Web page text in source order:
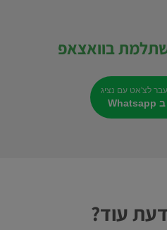
בוואצאפ
לצ'אט עם נציג
ב Whatsapp
עוד?